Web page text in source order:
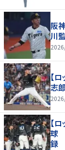
阪
川
【
志
【
球
録